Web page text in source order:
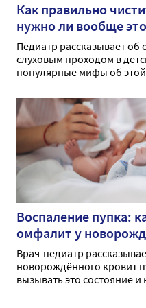
Как правильно
нужно ли вообще
Педиатр рассказывает об
слуховым проходом в
популярные мифы об
Воспаление пупка:
омфалит у
Врач-педиатр
новорождённого кровит
вызывать это состояние